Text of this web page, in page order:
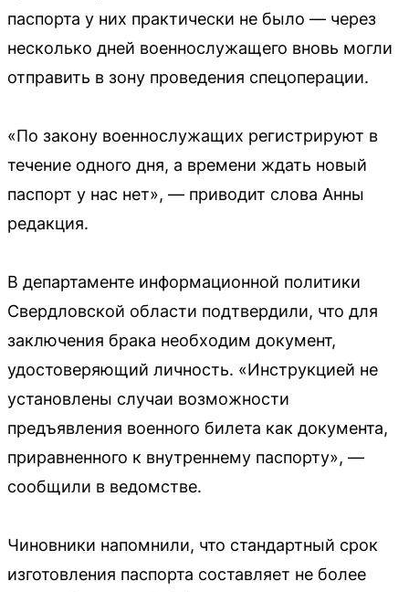
паспорта у них практически не было — через
несколько дней военнослужащего вновь могли
отправить в зону проведения спецоперации.
«По закону военнослужащих регистрируют в
течение одного дня, а времени ждать новый
паспорт у нас нет», — приводит слова Анны
редакция.
В департаменте информационной политики
Свердловской области подтвердили, что для
заключения брака необходим документ,
удостоверяющий личность. «Инструкцией не
установлены случаи возможности
предъявления военного билета как документа,
приравненного к внутреннему паспорту», —
сообщили в ведомстве.
Чиновники напомнили, что стандартный срок
изготовления паспорта составляет не более